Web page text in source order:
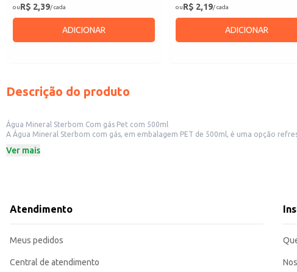
ouR$ 2,39/ cada
ADICIONAR
ouR$ 2,19/ cada
ADICIONAR
Descrição do produto
Água Mineral Sterbom Com gás Pet com 500ml
A Água Mineral Sterbom com gás, em embalagem PET de 500ml, é uma opção refrescante e prática para diversas ocasiões. Sua embalagem individual
consumo individual.
A Água Mineral Sterbom com gás oferece uma opção de hidratação saborosa e refrescante, satisfazendo as necessidades de consumidores e estabelecimentos que buscam praticidade e qualidade. Sua
proporciona um bom custo-benefício para o varejo e para o consumo individual.
Departamento: Bebidas
Conteúdo: 500ml
Ver mais
Atendimento
Meus pedidos
Central de atendimento